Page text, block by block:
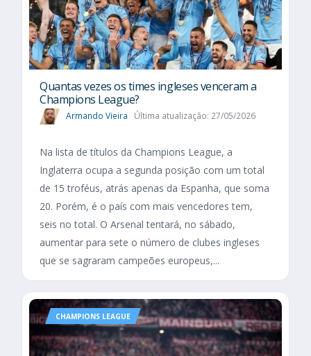
Quantas vezes os times ingleses venceram a
Champions League?
Armando Vieira Última atualização: 27/05/2026
Na lista de títulos da Champions League, a
Inglaterra ocupa a segunda posição com um total
de 15 troféus, atrás apenas da Espanha, que soma
20. Porém, é o país com mais vencedores tem,
seis no total. O Arsenal tentará, no sábado,
aumentar para sete o número de clubes ingleses
que se sagraram campeões europeus,...
CHAMPIONS LEAGUE